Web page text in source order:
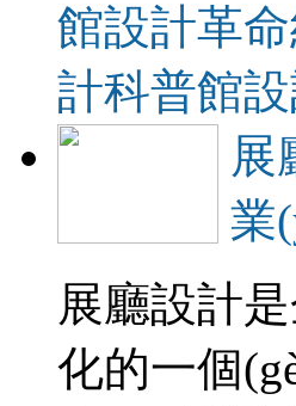
館設計革
計科普館
展
業
展廳設計
化的一個